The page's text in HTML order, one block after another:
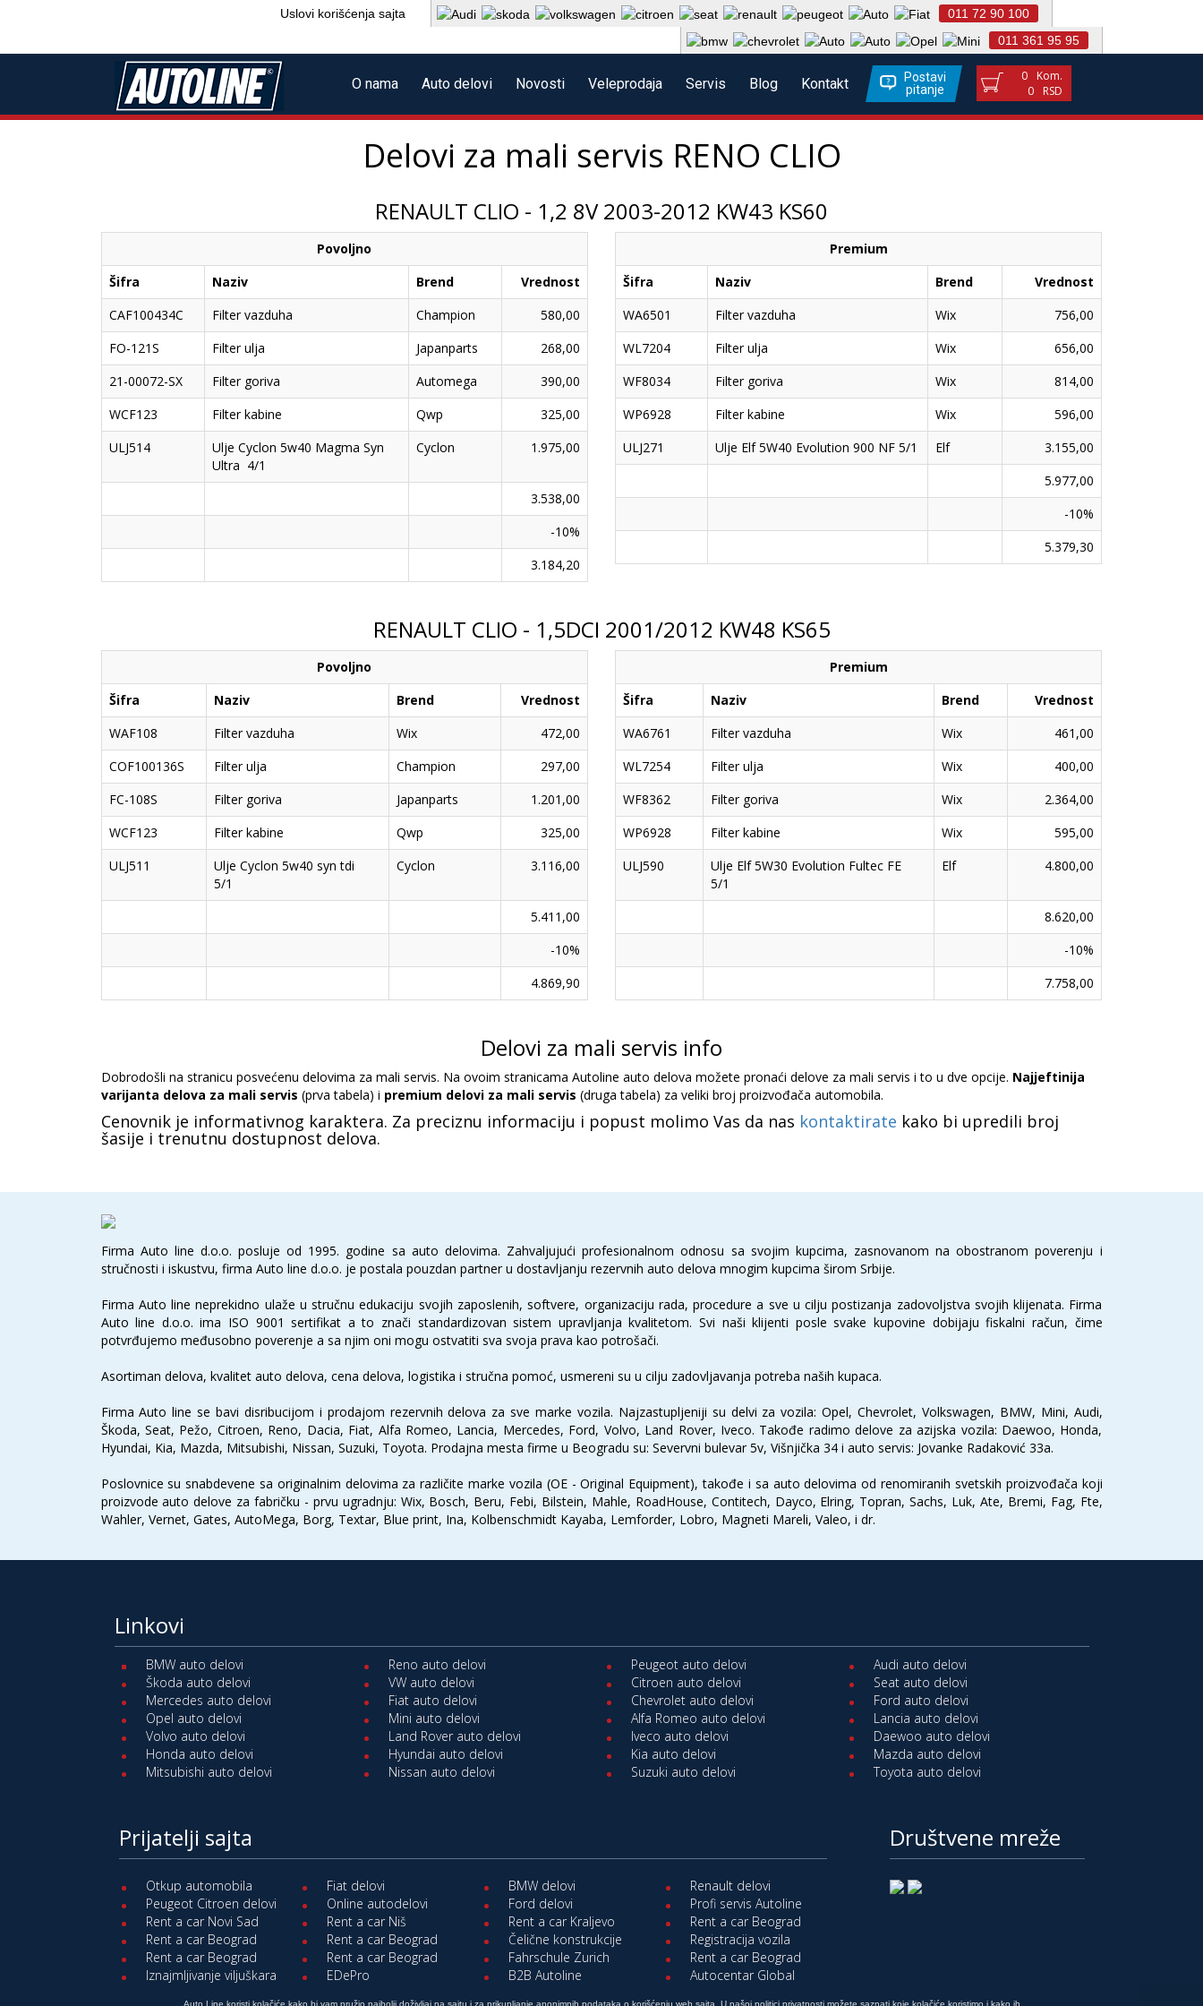
Uslovi korišćenja sajta
011 72 90 100
011 361 95 95
O nama Auto delovi Novosti Veleprodaja Servis Blog Kontakt
Postavi
pitanje
0
Kom.
0
RSD
Delovi za mali servis RENO CLIO
RENAULT CLIO - 1,2 8V 2003-2012 KW43 KS60
Povoljno
Šifra
Naziv Brend
Vrednost
CAF100434C
Filter vazduha Champion
580,00
FO-121S
Filter ulja Japanparts
268,00
21-00072-SX
Filter goriva Automega
390,00
WCF123
Filter kabine Qwp
325,00
ULJ514
Ulje Cyclon 5w40 Magma Syn
Ultra 4/1
Cyclon 1.975,00
3.538,00
-10%
3.184,20
Premium
Šifra
Naziv Brend
Vrednost
WA6501
Filter vazduha Wix
756,00
WL7204
Filter ulja Wix
656,00
WF8034
Filter goriva Wix
814,00
WP6928
Filter kabine Wix
596,00
ULJ271
Ulje Elf 5W40 Evolution 900 NF 5/1 Elf
3.155,00
5.977,00
-10%
5.379,30
RENAULT CLIO - 1,5DCI 2001/2012 KW48 KS65
Povoljno
Šifra
Naziv Brend
Vrednost
WAF108
Filter vazduha Wix
472,00
COF100136S
Filter ulja Champion
297,00
FC-108S
Filter goriva Japanparts
1.201,00
WCF123
Filter kabine Qwp
325,00
ULJ511
Ulje Cyclon 5w40 syn tdi
5/1
Cyclon 3.116,00
5.411,00
-10%
4.869,90
Premium
Šifra
Naziv Brend
Vrednost
WA6761
Filter vazduha Wix
461,00
WL7254
Filter ulja Wix
400,00
WF8362
Filter goriva Wix
2.364,00
WP6928
Filter kabine Wix
595,00
ULJ590
Ulje Elf 5W30 Evolution Fultec FE
5/1
Elf 4.800,00
8.620,00
-10%
7.758,00
Delovi za mali servis info
Dobrodošli na stranicu posvećenu delovima za mali servis. Na ovoim stranicama Autoline auto delova možete pronaći delove za mali servis i to u dve opcije. Najjeftinija
varijanta delova za mali servis (prva tabela) i premium delovi za mali servis (druga tabela) za veliki broj proizvođača automobila.
Cenovnik je informativnog karaktera. Za preciznu informaciju i popust molimo Vas da nas kontaktirate kako bi upredili broj
šasije i trenutnu dostupnost delova.
Firma Auto line d.o.o. posluje od 1995. godine sa auto delovima. Zahvaljujući profesionalnom odnosu sa svojim kupcima, zasnovanom na obostranom poverenju i
stručnosti i iskustvu, firma Auto line d.o.o. je postala pouzdan partner u dostavljanju rezervnih auto delova mnogim kupcima širom Srbije.
Firma Auto line neprekidno ulaže u stručnu edukaciju svojih zaposlenih, softvere, organizaciju rada, procedure a sve u cilju postizanja zadovoljstva svojih klijenata. Firma
Auto line d.o.o. ima ISO 9001 sertifikat a to znači standardizovan sistem upravljanja kvalitetom. Svi naši klijenti posle svake kupovine dobijaju fiskalni račun, čime
potvrđujemo međusobno poverenje a sa njim oni mogu ostvatiti sva svoja prava kao potrošači.
Asortiman delova, kvalitet auto delova, cena delova, logistika i stručna pomoć, usmereni su u cilju zadovljavanja potreba naših kupaca.
Firma Auto line se bavi disribucijom i prodajom rezervnih delova za sve marke vozila. Najzastupljeniji su delvi za vozila: Opel, Chevrolet, Volkswagen, BMW, Mini, Audi,
Škoda, Seat, Pežo, Citroen, Reno, Dacia, Fiat, Alfa Romeo, Lancia, Mercedes, Ford, Volvo, Land Rover, Iveco. Takođe radimo delove za azijska vozila: Daewoo, Honda,
Hyundai, Kia, Mazda, Mitsubishi, Nissan, Suzuki, Toyota. Prodajna mesta firme u Beogradu su: Severvni bulevar 5v, Višnjička 34 i auto servis: Jovanke Radaković 33a.
Poslovnice su snabdevene sa originalnim delovima za različite marke vozila (OE - Original Equipment), takođe i sa auto delovima od renomiranih svetskih proizvođača koji
proizvode auto delove za fabričku - prvu ugradnju: Wix, Bosch, Beru, Febi, Bilstein, Mahle, RoadHouse, Contitech, Dayco, Elring, Topran, Sachs, Luk, Ate, Bremi, Fag, Fte,
Wahler, Vernet, Gates, AutoMega, Borg, Textar, Blue print, Ina, Kolbenschmidt Kayaba, Lemforder, Lobro, Magneti Mareli, Valeo, i dr.
Linkovi
BMW auto delovi Reno auto delovi Peugeot auto delovi
Audi auto delovi
Škoda auto delovi
VW auto delovi Citroen auto delovi
Seat auto delovi
Mercedes auto delovi
Fiat auto delovi Chevrolet auto delovi
Ford auto delovi
Opel auto delovi
Mini auto delovi Alfa Romeo auto delovi
Lancia auto delovi
Volvo auto delovi
Land Rover auto delovi Iveco auto delovi
Daewoo auto delovi
Honda auto delovi
Hyundai auto delovi Kia auto delovi
Mazda auto delovi
Mitsubishi auto delovi
Nissan auto delovi Suzuki auto delovi Toyota auto delovi
Prijatelji sajta
Otkup automobila Fiat delovi BMW delovi
Renault delovi
Peugeot Citroen delovi
Online autodelovi Ford delovi
Profi servis Autoline
Rent a car Novi Sad
Rent a car Niš Rent a car Kraljevo
Rent a car Beograd
Rent a car Beograd
Rent a car Beograd Čelične konstrukcije
Registracija vozila
Rent a car Beograd
Rent a car Beograd Fahrschule Zurich
Rent a car Beograd
Iznajmljivanje viljuškara
EDePro B2B Autoline Autocentar Global
Društvene mreže
Auto Line koristi kolačiće kako bi vam pružio najbolji doživljaj na sajtu i za prikupljanje anonimnih podataka o korišćenju web sajta. U našoj politici privatnosti možete saznati koje kolačiće koristimo i kako ih